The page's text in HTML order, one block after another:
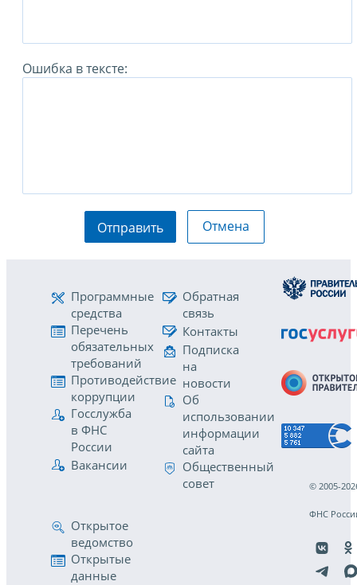
Ошибка в тексте:
Отправить Отмена
Программные
средства
Перечень
обязательных
требований
Противодействие
коррупции
Госслужба
в ФНС
России
Вакансии
Обратная
связь
Контакты
Подписка
на
новости
Об
использовании
информации
сайта
Общественный
совет
Открытое
ведомство
Открытые
данные
© 2005-
ФНС